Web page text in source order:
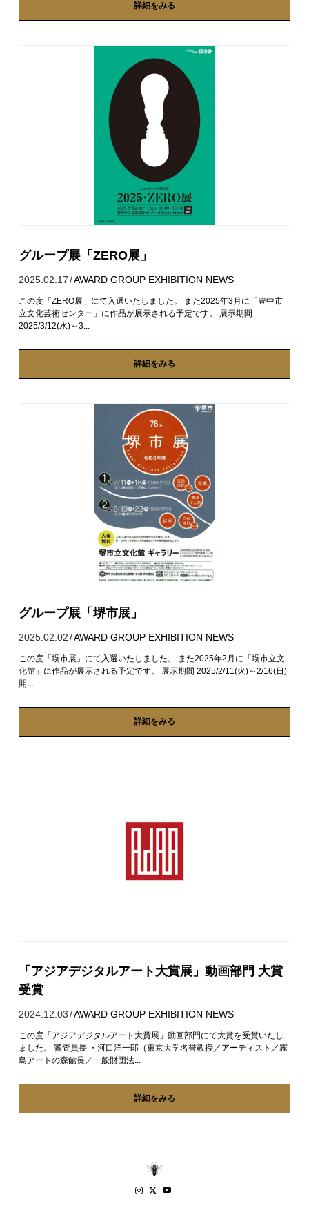
詳細をみる
グループ展「ZERO展」
2025.02.17 /AWARD GROUP EXHIBITION NEWS
この度「ZERO展」にて入選いたしました。 また2025年3月に「豊中市
立文化芸術センター」に作品が展示される予定です。 展示期間
2025/3/12(水)～3...
詳細をみる
グループ展「堺市展」
2025.02.02 /AWARD GROUP EXHIBITION NEWS
この度「堺市展」にて入選いたしました。 また2025年2月に「堺市立文
化館」に作品が展示される予定です。 展示期間 2025/2/11(火)～2/16(日)
開...
詳細をみる
「アジアデジタルアート大賞展」動画部門 大賞
受賞
2024.12.03 /AWARD GROUP EXHIBITION NEWS
この度「アジアデジタルアート大賞展」動画部門にて大賞を受賞いたし
ました。 審査員長 ・河口洋一郎（東京大学名誉教授／アーティスト／霧
島アートの森館長／一般財団法...
詳細をみる